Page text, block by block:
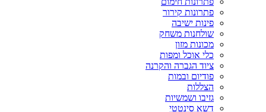
פתרונות קירור
פינות ישיבה
שולחנות משחק
מכונות מזון
כלי אוכל ומפות
ציוד הגברה והקרנה
פודיום ובמות
הצללות
גזיבו ושמשיות
דשא סינטטי